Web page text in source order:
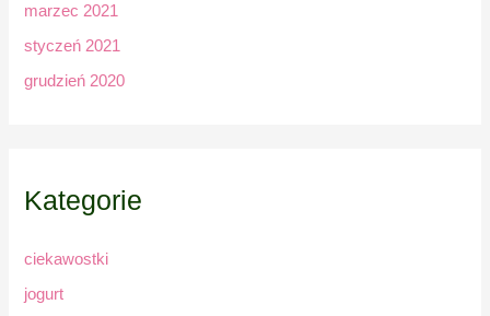
marzec 2021
styczeń 2021
grudzień 2020
Kategorie
ciekawostki
jogurt